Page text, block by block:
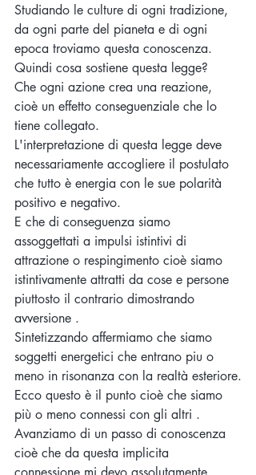
Studiando le culture di ogni tradizione,
da ogni parte del pianeta e di ogni
epoca troviamo questa conoscenza.
Quindi cosa sostiene questa legge?
Che ogni azione crea una reazione,
cioè un effetto conseguenziale che lo
tiene collegato.
L'interpretazione di questa legge deve
necessariamente accogliere il postulato
che tutto è energia con le sue polarità
positivo e negativo.
E che di conseguenza siamo
assoggettati a impulsi istintivi di
attrazione o respingimento cioè siamo
istintivamente attratti da cose e persone
piuttosto il contrario dimostrando
avversione .
Sintetizzando affermiamo che siamo
soggetti energetici che entrano piu o
meno in risonanza con la realtà esteriore.
Ecco questo è il punto cioè che siamo
più o meno connessi con gli altri .
Avanziamo di un passo di conoscenza
cioè che da questa implicita